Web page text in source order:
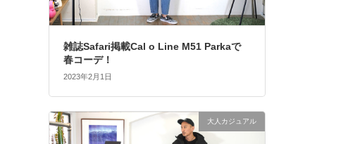
雑誌Safari掲載Cal o Line M51 Parkaで
春コーデ！
2023年2月1日
大人カジュアル